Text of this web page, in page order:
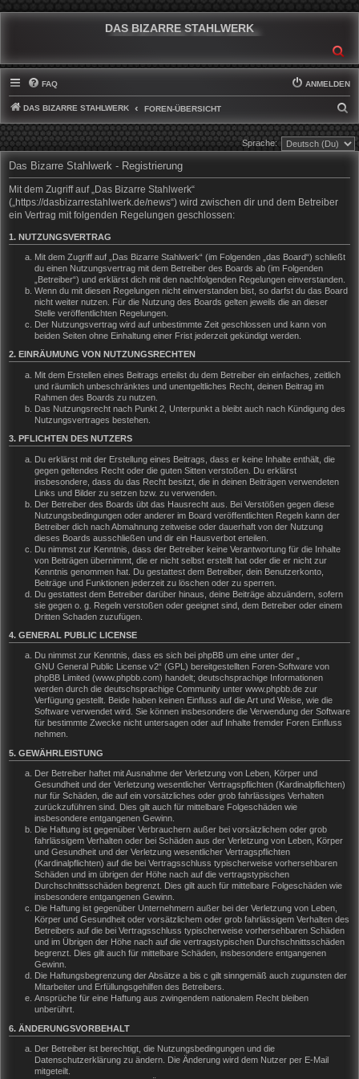
DAS BIZARRE STAHLWERK
FAQ ANMELDEN
DAS BIZARRE STAHLWERK FOREN-ÜBERSICHT
U
C
Sprache:
Das Bizarre Stahlwerk - Registrierung
Mit dem Zugriff auf „Das Bizarre Stahlwerk“
(„https://dasbizarrestahlwerk.de/news“) wird zwischen dir und dem Betreiber
ein Vertrag mit folgenden Regelungen geschlossen:
1. NUTZUNGSVERTRAG
Mit dem Zugriff auf „Das Bizarre Stahlwerk“ (im Folgenden „das Board“) schließt
du einen Nutzungsvertrag mit dem Betreiber des Boards ab (im Folgenden
„Betreiber“) und erklärst dich mit den nachfolgenden Regelungen einverstanden.
Wenn du mit diesen Regelungen nicht einverstanden bist, so darfst du das Board
nicht weiter nutzen. Für die Nutzung des Boards gelten jeweils die an dieser
Stelle veröffentlichten Regelungen.
Der Nutzungsvertrag wird auf unbestimmte Zeit geschlossen und kann von
beiden Seiten ohne Einhaltung einer Frist jederzeit gekündigt werden.
2. EINRÄUMUNG VON NUTZUNGSRECHTEN
Mit dem Erstellen eines Beitrags erteilst du dem Betreiber ein einfaches, zeitlich
und räumlich unbeschränktes und unentgeltliches Recht, deinen Beitrag im
Rahmen des Boards zu nutzen.
Das Nutzungsrecht nach Punkt 2, Unterpunkt a bleibt auch nach Kündigung des
Nutzungsvertrages bestehen.
3. PFLICHTEN DES NUTZERS
Du erklärst mit der Erstellung eines Beitrags, dass er keine Inhalte enthält, die
gegen geltendes Recht oder die guten Sitten verstoßen. Du erklärst
insbesondere, dass du das Recht besitzt, die in deinen Beiträgen verwendeten
Links und Bilder zu setzen bzw. zu verwenden.
Der Betreiber des Boards übt das Hausrecht aus. Bei Verstößen gegen diese
Nutzungsbedingungen oder anderer im Board veröffentlichten Regeln kann der
Betreiber dich nach Abmahnung zeitweise oder dauerhaft von der Nutzung
dieses Boards ausschließen und dir ein Hausverbot erteilen.
Du nimmst zur Kenntnis, dass der Betreiber keine Verantwortung für die Inhalte
von Beiträgen übernimmt, die er nicht selbst erstellt hat oder die er nicht zur
Kenntnis genommen hat. Du gestattest dem Betreiber, dein Benutzerkonto,
Beiträge und Funktionen jederzeit zu löschen oder zu sperren.
Du gestattest dem Betreiber darüber hinaus, deine Beiträge abzuändern, sofern
sie gegen o. g. Regeln verstoßen oder geeignet sind, dem Betreiber oder einem
Dritten Schaden zuzufügen.
4. GENERAL PUBLIC LICENSE
Du nimmst zur Kenntnis, dass es sich bei phpBB um eine unter der „
GNU General Public License v2“ (GPL) bereitgestellten Foren-Software von
phpBB Limited (www.phpbb.com) handelt; deutschsprachige Informationen
werden durch die deutschsprachige Community unter www.phpbb.de zur
Verfügung gestellt. Beide haben keinen Einfluss auf die Art und Weise, wie die
Software verwendet wird. Sie können insbesondere die Verwendung der Software
für bestimmte Zwecke nicht untersagen oder auf Inhalte fremder Foren Einfluss
nehmen.
5. GEWÄHRLEISTUNG
Der Betreiber haftet mit Ausnahme der Verletzung von Leben, Körper und
Gesundheit und der Verletzung wesentlicher Vertragspflichten (Kardinalpflichten)
nur für Schäden, die auf ein vorsätzliches oder grob fahrlässiges Verhalten
zurückzuführen sind. Dies gilt auch für mittelbare Folgeschäden wie
insbesondere entgangenen Gewinn.
Die Haftung ist gegenüber Verbrauchern außer bei vorsätzlichem oder grob
fahrlässigem Verhalten oder bei Schäden aus der Verletzung von Leben, Körper
und Gesundheit und der Verletzung wesentlicher Vertragspflichten
(Kardinalpflichten) auf die bei Vertragsschluss typischerweise vorhersehbaren
Schäden und im übrigen der Höhe nach auf die vertragstypischen
Durchschnittsschäden begrenzt. Dies gilt auch für mittelbare Folgeschäden wie
insbesondere entgangenen Gewinn.
Die Haftung ist gegenüber Unternehmern außer bei der Verletzung von Leben,
Körper und Gesundheit oder vorsätzlichem oder grob fahrlässigem Verhalten des
Betreibers auf die bei Vertragsschluss typischerweise vorhersehbaren Schäden
und im Übrigen der Höhe nach auf die vertragstypischen Durchschnittsschäden
begrenzt. Dies gilt auch für mittelbare Schäden, insbesondere entgangenen
Gewinn.
Die Haftungsbegrenzung der Absätze a bis c gilt sinngemäß auch zugunsten der
Mitarbeiter und Erfüllungsgehilfen des Betreibers.
Ansprüche für eine Haftung aus zwingendem nationalem Recht bleiben
unberührt.
6. ÄNDERUNGSVORBEHALT
Der Betreiber ist berechtigt, die Nutzungsbedingungen und die
Datenschutzerklärung zu ändern. Die Änderung wird dem Nutzer per E-Mail
mitgeteilt.